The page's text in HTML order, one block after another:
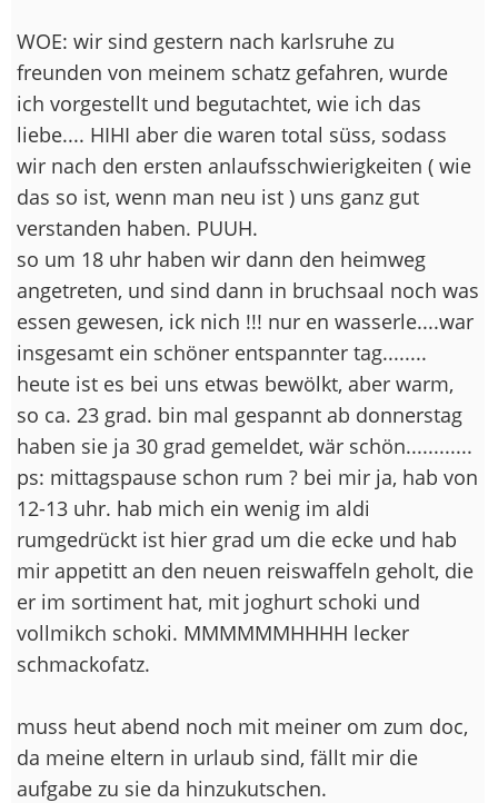
WOE: wir sind gestern nach karlsruhe zu
freunden von meinem schatz gefahren, wurde
ich vorgestellt und begutachtet, wie ich das
liebe.... HIHI aber die waren total süss, sodass
wir nach den ersten anlaufsschwierigkeiten ( wie
das so ist, wenn man neu ist ) uns ganz gut
verstanden haben. PUUH.
so um 18 uhr haben wir dann den heimweg
angetreten, und sind dann in bruchsaal noch was
essen gewesen, ick nich !!! nur en wasserle....war
insgesamt ein schöner entspannter tag........
heute ist es bei uns etwas bewölkt, aber warm,
so ca. 23 grad. bin mal gespannt ab donnerstag
haben sie ja 30 grad gemeldet, wär schön............
ps: mittagspause schon rum ? bei mir ja, hab von
12-13 uhr. hab mich ein wenig im aldi
rumgedrückt ist hier grad um die ecke und hab
mir appetitt an den neuen reiswaffeln geholt, die
er im sortiment hat, mit joghurt schoki und
vollmikch schoki. MMMMMMHHHH lecker
schmackofatz.
muss heut abend noch mit meiner om zum doc,
da meine eltern in urlaub sind, fällt mir die
aufgabe zu sie da hinzukutschen.